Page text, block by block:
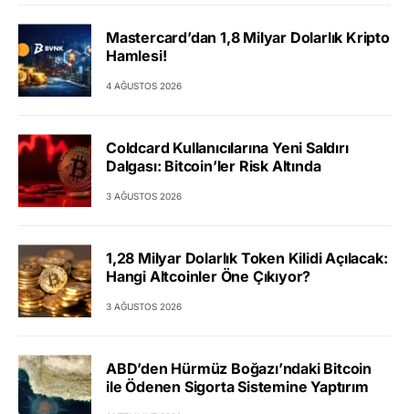
Mastercard’dan 1,8 Milyar Dolarlık Kripto
Hamlesi!
4 AĞUSTOS 2026
Coldcard Kullanıcılarına Yeni Saldırı
Dalgası: Bitcoin’ler Risk Altında
3 AĞUSTOS 2026
1,28 Milyar Dolarlık Token Kilidi Açılacak:
Hangi Altcoinler Öne Çıkıyor?
3 AĞUSTOS 2026
ABD’den Hürmüz Boğazı’ndaki Bitcoin
ile Ödenen Sigorta Sistemine Yaptırım